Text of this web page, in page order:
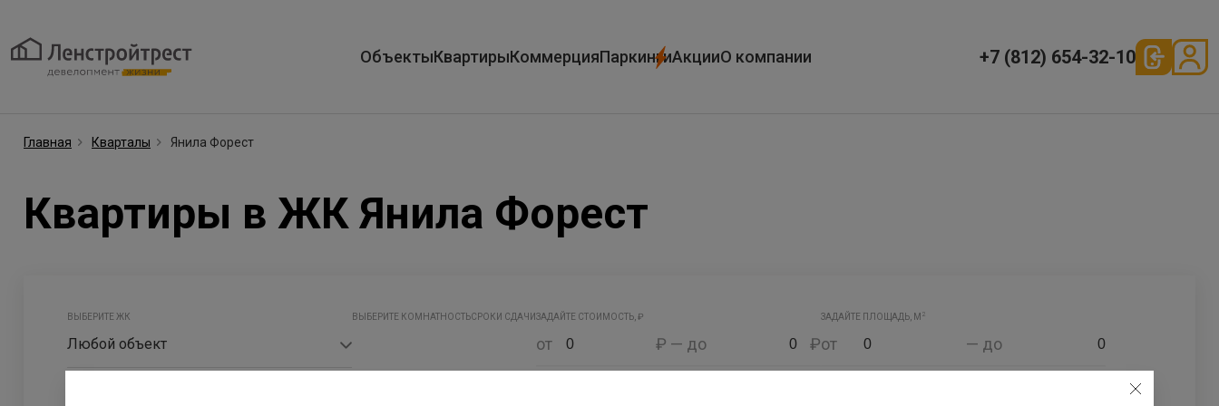
ОбъектыКвартирыКоммерцияПаркингиАкцииО компании +7 (812) 654-32-10
Главная Кварталы Янила Форест
Квартиры в ЖК Янила Форест
ВЫБЕРИТЕ ЖК
Любой объект
ВЫБЕРИТЕ КОМНАТНОСТЬСРОКИ СДАЧИЗАДАЙТЕ СТОИМОСТЬ, ₽
от ₽ — до ₽
ЗАДАЙТЕ ПЛОЩАДЬ, М 2
от — до